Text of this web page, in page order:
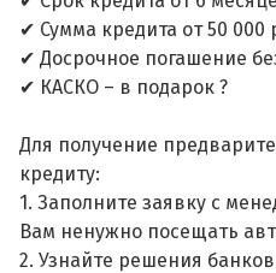
✔ Сумма кредита от 50 000
✔ Досрочное погашение
✔ КАСКО – в подарок ?
Для получение
кредиту:
1. Заполните заявку с
Вам ненужно посещать
2. Узнайте решения